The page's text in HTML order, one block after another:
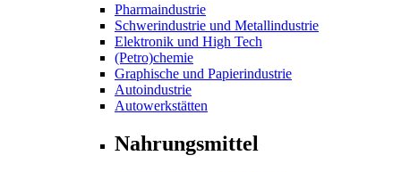
Pharmaindustrie
Schwerindustrie und Metallindustrie
Elektronik und High Tech
(Petro)chemie
Graphische und Papierindustrie
Autoindustrie
Autowerkstätten
Nahrungsmittel